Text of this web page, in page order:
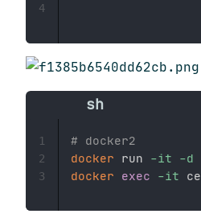
4
# docker2
docker run -it -d
docker
exec -it
1
2
3